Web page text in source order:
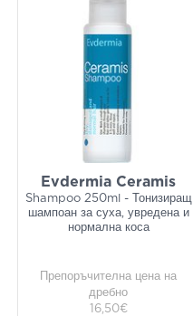
Evdermia Ceramis
Shampoo 250ml - Тонизиращ
шампоан за суха, увредена и
нормална коса
Препоръчителна цена на
дребно
16,50€